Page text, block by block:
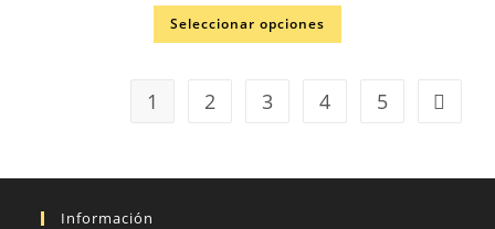
Seleccionar opciones
1 2 3 4 5
Información